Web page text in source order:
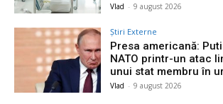
Vlad - 9 august 2026
Știri Externe
Presa americană:
NATO printr-un atac
unui stat membru în
Vlad - 9 august 2026